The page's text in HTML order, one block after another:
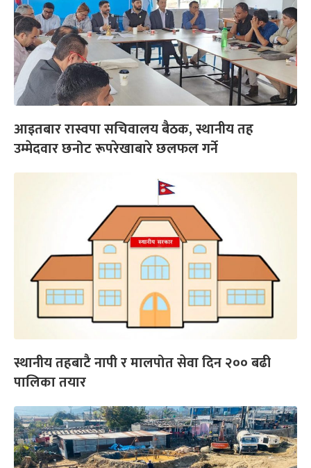
आइतबार रास्वपा सचिवालय बैठक, स्थानीय तह
उम्मेदवार छनोट रूपरेखाबारे छलफल गर्ने
स्थानीय तहबाटै नापी र मालपोत सेवा दिन २०० बढी
पालिका तयार